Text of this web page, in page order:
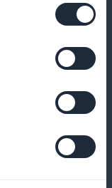
mobiel leren